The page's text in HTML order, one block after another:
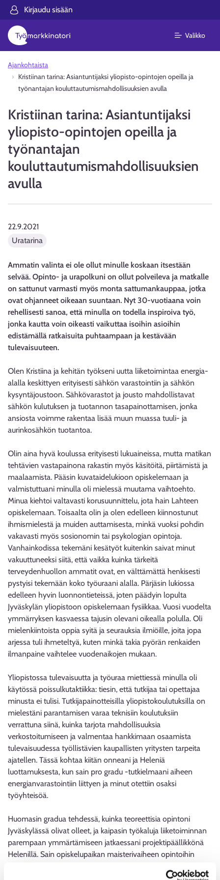
Kirjaudu sisään
Valikko
Ajankohtaista
Kristiinan tarina: Asiantuntijaksi yliopisto-opintojen opeilla ja
työnantajan kouluttautumismahdollisuuksien avulla
Kristiinan tarina: Asiantuntijaksi
yliopisto-opintojen opeilla ja
työnantajan
kouluttautumismahdollisuuksien
avulla
22.9.2021
Uratarina
Ammatin valinta ei ole ollut minulle koskaan itsestään
selvää. Opinto- ja urapolkuni on ollut polveileva ja matkalle
on sattunut varmasti myös monta sattumankauppaa, jotka
ovat ohjanneet oikeaan suuntaan. Nyt 30-vuotiaana voin
rehellisesti sanoa, että minulla on todella inspiroiva työ,
jonka kautta voin oikeasti vaikuttaa isoihin asioihin
edistämällä ratkaisuita puhtaampaan ja kestävään
tulevaisuuteen.
Olen Kristiina ja kehitän työkseni uutta liiketoimintaa energia-
alalla keskittyen erityisesti sähkön varastointiin ja sähkön
kysyntäjoustoon. Sähkövarastot ja jousto mahdollistavat
sähkön kulutuksen ja tuotannon tasapainottamisen, jonka
ansiosta voimme rakentaa lisää muun muassa tuuli- ja
aurinkosähkön tuotantoa.
Olin aina hyvä koulussa erityisesti lukuaineissa, mutta matikan
tehtävien vastapainona rakastin myös käsitöitä, piirtämistä ja
maalaamista. Pääsin kuvataidelukioon opiskelemaan ja
valmistuttuani minulla oli mielessä muutama vaihtoehto.
Minua kiehtoi valtavasti korusuunnittelu, jota hain Lahteen
opiskelemaan. Toisaalta olin ja olen edelleen kiinnostunut
ihmismielestä ja muiden auttamisesta, minkä vuoksi pohdin
vakavasti myös sosionomin tai psykologian opintoja.
Vanhainkodissa tekemäni kesätyöt kuitenkin saivat minut
vakuuttuneeksi siitä, että vaikka kuinka tärkeitä
terveydenhuollon ammatit ovat, en välttämättä henkisesti
pystyisi tekemään koko työuraani alalla. Pärjäsin lukiossa
edelleen hyvin luonnontieteissä, joten päädyin lopulta
Jyväskylän yliopistoon opiskelemaan fysiikkaa. Vuosi vuodelta
ymmärryksen kasvaessa tajusin olevani oikealla polulla. Oli
mielenkiintoista oppia syitä ja seurauksia ilmiöille, joita jopa
arjessa tuli ihmeteltyä, kuten minkä takia pyörän renkaiden
ilmanpaine vaihtelee vuodenaikojen mukaan.
Yliopistossa tulevaisuutta ja työuraa miettiessä minulla oli
käytössä poissulkutaktiikka: tiesin, että tutkijaa tai opettajaa
minusta ei tulisi. Tutkijapainotteisilla yliopistokoulutuksilla on
mielestäni parantamisen varaa teknisiin koulutuksiin
verrattuna siinä, kuinka tarjota mahdollisuuksia
verkostoitumiseen ja valmentaa hankkimaan osaamista
tulevaisuudessa työllistävien kaupallisten yritysten tarpeita
ajatellen. Tässä kohtaa kiitän onneani ja Heleniä
luottamuksesta, kun sain pro gradu -tutkielmaani aiheen
energianvarastointiin liittyen ja minut otettiin osaksi
työyhteisöä.
Huomasin gradua tehdessä, kuinka teoreettisia opintoni
Jyväskylässä olivat olleet, ja kaipasin työkaluja liiketoiminnan
parempaan ymmärtämiseen jatkaessani projektipäällikkönä
Helenillä. Sain opiskelupaikan maisterivaiheen opintoihin
ohjelmistoliiketoiminnan opinnot työn ohessa kolmessa